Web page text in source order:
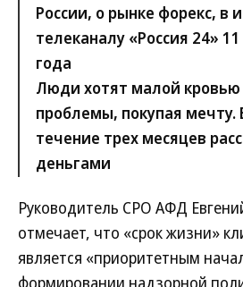
России, о рынке форекс, в
телеканалу «Россия 24»
года
Люди хотят малой
проблемы, покупая мечту.
течение трех месяцев
деньгами
Руководитель СРО АФД
отмечает, что «срок жизни»
является «приоритетным
формировании надзорной